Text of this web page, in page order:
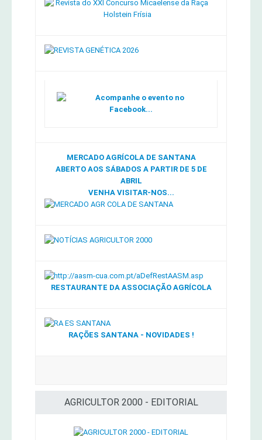
Acompanhe o evento no
Facebook...
MERCADO AGRÍCOLA DE SANTANA
ABERTO AOS SÁBADOS A PARTIR DE 5 DE
ABRIL
VENHA VISITAR-NOS...
RESTAURANTE DA ASSOCIAÇÃO AGRÍCOLA
RAÇÕES SANTANA - NOVIDADES !
AGRICULTOR 2000 - EDITORIAL